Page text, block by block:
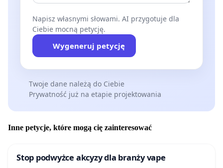
Napisz własnymi słowami. AI przygotuje dla
Ciebie mocną petycję.
Wygeneruj petycję
Twoje dane należą do Ciebie
Prywatność już na etapie projektowania
Inne petycje, które mogą cię zainteresować
Stop podwyżce akcyzy dla branży vape